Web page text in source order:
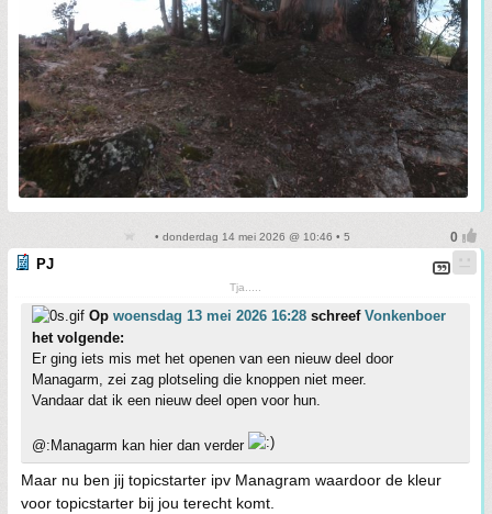
• donderdag 14 mei 2026 @ 10:46 • 5
PJ
Tja.....
Op woensdag 13 mei 2026 16:28 schreef Vonkenboer
het volgende:
Er ging iets mis met het openen van een nieuw deel door
Managarm, zei zag plotseling die knoppen niet meer.
Vandaar dat ik een nieuw deel open voor hun.
@:Managarm kan hier dan verder
Maar nu ben jij topicstarter ipv Managram waardoor de kleur
voor topicstarter bij jou terecht komt.